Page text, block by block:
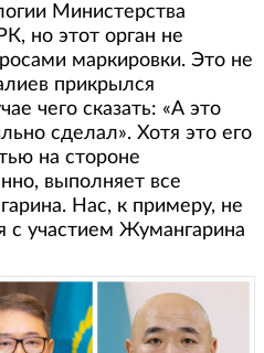
Министерства
но этот орган не
маркировки. Это не
прикрылся
чего сказать: «А это
сделал». Хотя это его
на стороне
выполняет все
Нас, к примеру, не
с участием Жумангарина